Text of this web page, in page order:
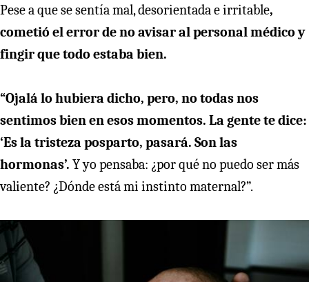
Pese a que se sentía mal, desorientada e irritable,
cometió el error de no avisar al personal médico y
fingir que todo estaba bien.
“Ojalá lo hubiera dicho, pero, no todas nos
sentimos bien en esos momentos. La gente te dice:
‘Es la tristeza posparto, pasará. Son las
hormonas’. Y yo pensaba: ¿por qué no puedo ser más
valiente? ¿Dónde está mi instinto maternal?”.